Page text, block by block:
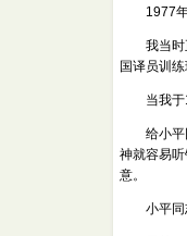
1977年
我当时正
国译员训练
当我于
给小平同
神就容易
意。
小平同志